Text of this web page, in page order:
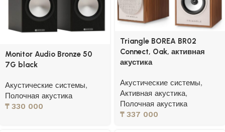
Monitor Audio Bronze 50
7G black
Акустические системы,
Полочная акустика
₸330 000
Triangle BOREA BR02
Connect, Oak, активная
акустика
Акустические системы,
Активная акустика,
Полочная акустика
₸337 000